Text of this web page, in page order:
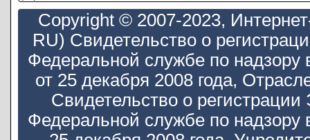
Copyright © 2007-2023,
RU) Свидетельство о
Федеральной службе по
от 25 декабря 2008 года,
Свидетельство о
Федеральной службе по